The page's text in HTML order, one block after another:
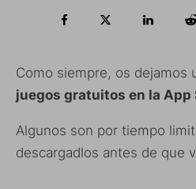
Como siempre, os dejamos
juegos gratuitos en la App
Algunos son por tiempo
descargadlos antes de que